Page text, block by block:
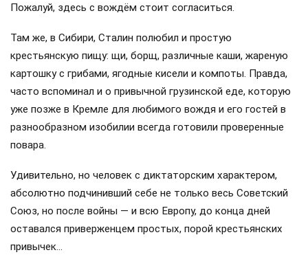
Пожалуй, здесь с вождём стоит согласиться.
Там же, в Сибири, Сталин полюбил и простую
крестьянскую пищу: щи, борщ, различные каши, жареную
картошку с грибами, ягодные кисели и компоты. Правда,
часто вспоминал и о привычной грузинской еде, которую
уже позже в Кремле для любимого вождя и его гостей в
разнообразном изобилии всегда готовили проверенные
повара.
Удивительно, но человек с диктаторским характером,
абсолютно подчинивший себе не только весь Советский
Союз, но после войны — и всю Европу, до конца дней
оставался приверженцем простых, порой крестьянских
привычек…